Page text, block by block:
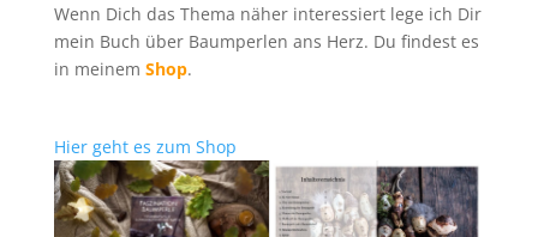
Wenn Dich das Thema näher interessiert lege ich Dir
mein Buch über Baumperlen ans Herz. Du findest es
in meinem Shop.
Hier geht es zum Shop